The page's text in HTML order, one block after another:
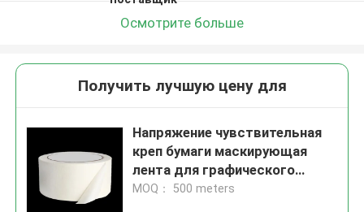
Осмотрите больше
Получить лучшую цену для
Напряжение чувствительная
креп бумаги маскирующая
лента для графического
дизайна и DIY проектов
MOQ： 500 meters